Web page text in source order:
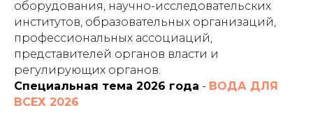
оборудования, научно-исследовательских
институтов, образовательных организаций,
профессиональных ассоциаций,
представителей органов власти и
регулирующих органов.
Специальная тема 2026 года - ВОДА ДЛЯ
ВСЕХ 2026